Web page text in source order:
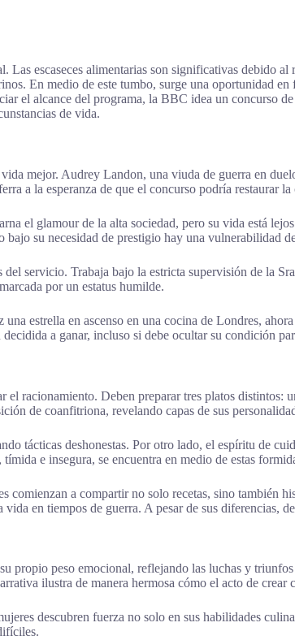
escaseces alimentarias son significativas debido
En medio de este tumbo, surge una oportunidad
el alcance del programa, la BBC idea un concurso
de vida.
mejor. Audrey Landon, una viuda de guerra en
a la esperanza de que el concurso podría restaurar
el glamour de la alta sociedad, pero su vida está
su necesidad de prestigio hay una vulnerabilidad
servicio. Trabaja bajo la estricta supervisión de la
por un estatus humilde.
estrella en ascenso en una cocina de Londres,
a ganar, incluso si debe ocultar su condición
racionamiento. Deben preparar tres platos
de coanfitriona, revelando capas de sus
tácticas deshonestas. Por otro lado, el espíritu de
e insegura, se encuentra en medio de estas
comienzan a compartir no solo recetas, sino también
en tiempos de guerra. A pesar de sus diferencias,
peso emocional, reflejando las luchas y
ilustra de manera hermosa cómo el acto de crear
descubren fuerza no solo en sus habilidades